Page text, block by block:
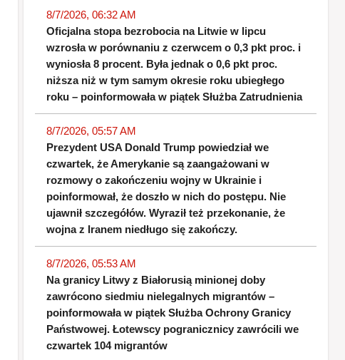
8/7/2026, 06:32 AM
Oficjalna stopa bezrobocia na Litwie w lipcu
wzrosła w porównaniu z czerwcem o 0,3 pkt proc. i
wyniosła 8 procent. Była jednak o 0,6 pkt proc.
niższa niż w tym samym okresie roku ubiegłego
roku – poinformowała w piątek Służba Zatrudnienia
8/7/2026, 05:57 AM
Prezydent USA Donald Trump powiedział we
czwartek, że Amerykanie są zaangażowani w
rozmowy o zakończeniu wojny w Ukrainie i
poinformował, że doszło w nich do postępu. Nie
ujawnił szczegółów. Wyraził też przekonanie, że
wojna z Iranem niedługo się zakończy.
8/7/2026, 05:53 AM
Na granicy Litwy z Białorusią minionej doby
zawrócono siedmiu nielegalnych migrantów –
poinformowała w piątek Służba Ochrony Granicy
Państwowej. Łotewscy pogranicznicy zawrócili we
czwartek 104 migrantów